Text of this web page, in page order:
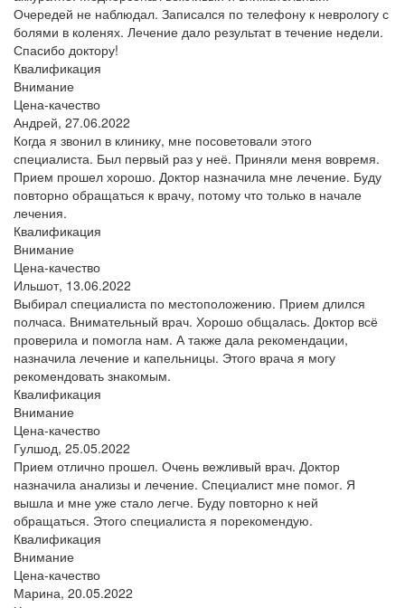
Очередей не наблюдал. Записался по телефону к неврологу с
болями в коленях. Лечение дало результат в течение недели.
Спасибо доктору!
Квалификация
Внимание
Цена-качество
Андрей, 27.06.2022
Когда я звонил в клинику, мне посоветовали этого
специалиста. Был первый раз у неё. Приняли меня вовремя.
Прием прошел хорошо. Доктор назначила мне лечение. Буду
повторно обращаться к врачу, потому что только в начале
лечения.
Квалификация
Внимание
Цена-качество
Ильшот, 13.06.2022
Выбирал специалиста по местоположению. Прием длился
полчаса. Внимательный врач. Хорошо общалась. Доктор всё
проверила и помогла нам. А также дала рекомендации,
назначила лечение и капельницы. Этого врача я могу
рекомендовать знакомым.
Квалификация
Внимание
Цена-качество
Гулшод, 25.05.2022
Прием отлично прошел. Очень вежливый врач. Доктор
назначила анализы и лечение. Специалист мне помог. Я
вышла и мне уже стало легче. Буду повторно к ней
обращаться. Этого специалиста я порекомендую.
Квалификация
Внимание
Цена-качество
Марина, 20.05.2022